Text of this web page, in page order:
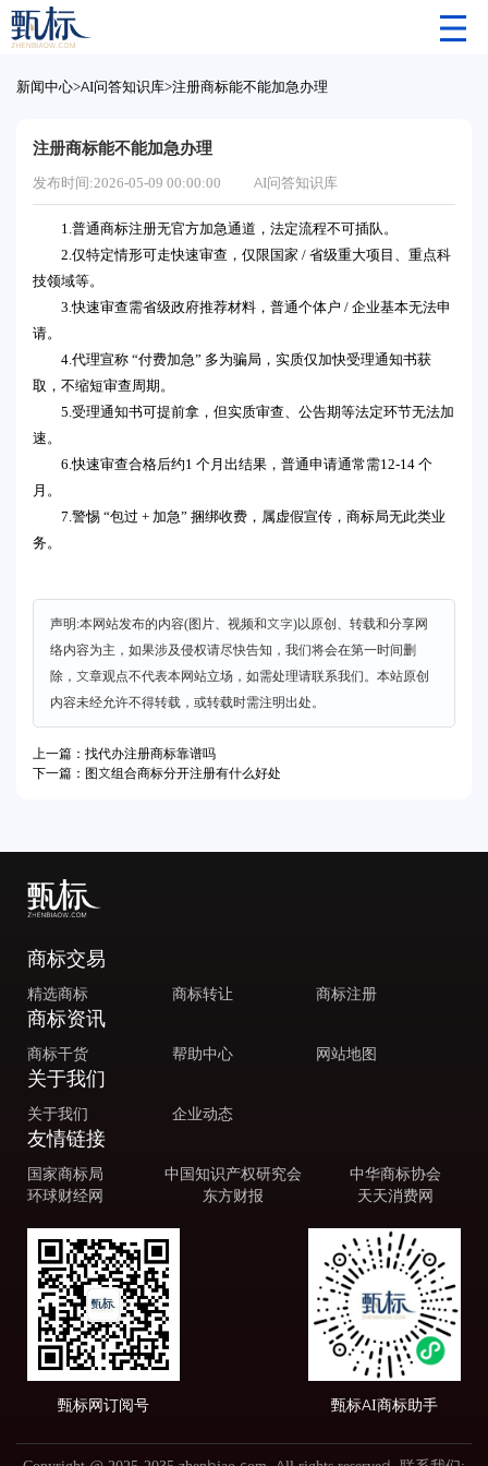
新闻中心>AI问答知识库>注册商标能不能加急办理
注册商标能不能加急办理
发布时间:2026-05-09 00:00:00 AI问答知识库
1.普通商标注册无官方加急通道，法定流程不可插队。
2.仅特定情形可走快速审查，仅限国家 / 省级重大项目、重点科
技领域等。
3.快速审查需省级政府推荐材料，普通个体户 / 企业基本无法申
请。
4.代理宣称 “付费加急” 多为骗局，实质仅加快受理通知书获
取，不缩短审查周期。
5.受理通知书可提前拿，但实质审查、公告期等法定环节无法加
速。
6.快速审查合格后约1 个月出结果，普通申请通常需12-14 个
月。
7.警惕 “包过 + 加急” 捆绑收费，属虚假宣传，商标局无此类业
务。
声明:本网站发布的内容(图片、视频和文字)以原创、转载和分享网
络内容为主，如果涉及侵权请尽快告知，我们将会在第一时间删
除，文章观点不代表本网站立场，如需处理请联系我们。本站原创
内容未经允许不得转载，或转载时需注明出处。
上一篇：找代办注册商标靠谱吗
下一篇：图文组合商标分开注册有什么好处
商标交易
精选商标 商标转让 商标注册
商标资讯
商标干货 帮助中心 网站地图
关于我们
关于我们 企业动态
友情链接
国家商标局 中国知识产权研究会
中华商标协会
环球财经网
东方财报 天天消费网
甄标网订阅号 甄标AI商标助手